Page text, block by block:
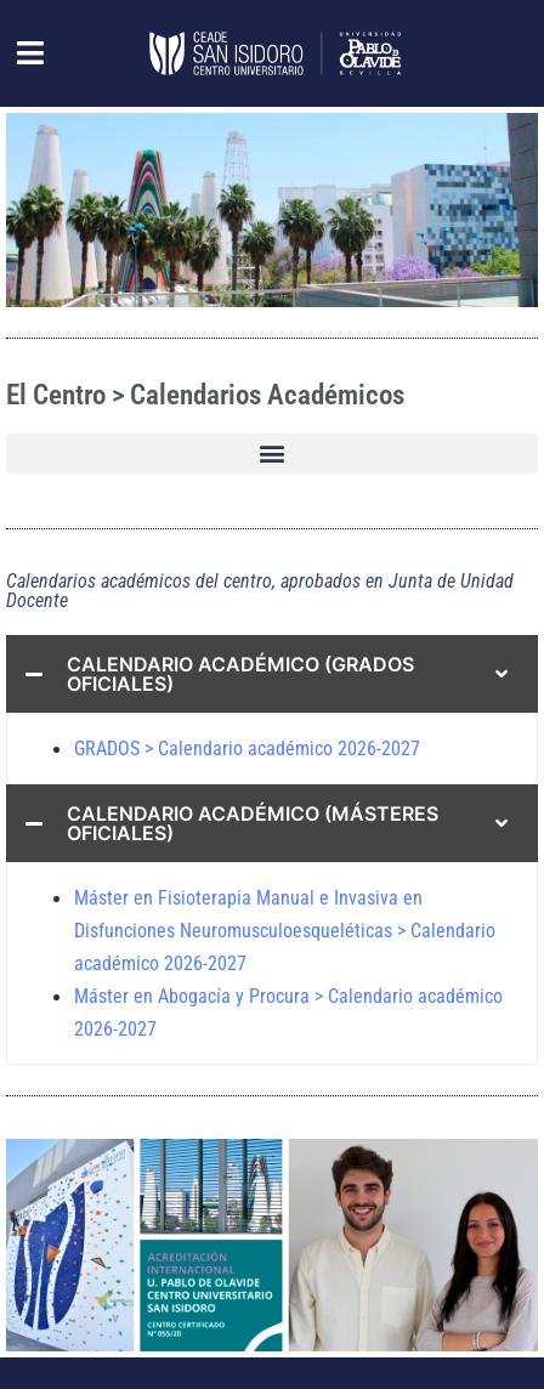
El Centro > Calendarios Académicos
Calendarios académicos del centro, aprobados en Junta de Unidad
Docente
CALENDARIO ACADÉMICO (GRADOS
OFICIALES)
GRADOS > Calendario académico 2026-2027
CALENDARIO ACADÉMICO (MÁSTERES
OFICIALES)
Máster en Fisioterapia Manual e Invasiva en
Disfunciones Neuromusculoesqueléticas > Calendario
académico 2026-2027
Máster en Abogacía y Procura > Calendario académico
2026-2027